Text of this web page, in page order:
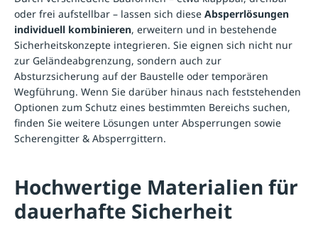
oder frei aufstellbar – lassen sich diese Absperrlösungen
individuell kombinieren, erweitern und in bestehende
Sicherheitskonzepte integrieren. Sie eignen sich nicht nur
zur Geländeabgrenzung, sondern auch zur
Absturzsicherung auf der Baustelle oder temporären
Wegführung. Wenn Sie darüber hinaus nach feststehenden
Optionen zum Schutz eines bestimmten Bereichs suchen,
finden Sie weitere Lösungen unter Absperrungen sowie
Scherengitter & Absperrgittern.
Hochwertige Materialien für
dauerhafte Sicherheit